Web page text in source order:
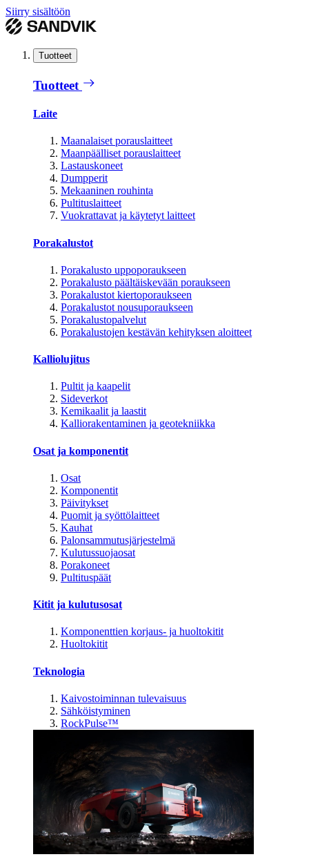
Siirry sisältöön
Tuotteet
Tuotteet
Laite
Maanalaiset porauslaitteet
Maanpäälliset porauslaitteet
Lastauskoneet
Dumpperit
Mekaaninen rouhinta
Pultituslaitteet
Vuokrattavat ja käytetyt laitteet
Porakalustot
Porakalusto uppoporaukseen
Porakalusto päältäiskevään poraukseen
Porakalustot kiertoporaukseen
Porakalustot nousuporaukseen
Porakalustopalvelut
Porakalustojen kestävän kehityksen aloitteet
Kalliolujitus
Pultit ja kaapelit
Sideverkot
Kemikaalit ja laastit
Kalliorakentaminen ja geotekniikka
Osat ja komponentit
Osat
Komponentit
Päivitykset
Puomit ja syöttölaitteet
Kauhat
Palonsammutusjärjestelmä
Kulutussuojaosat
Porakoneet
Pultituspäät
Kitit ja kulutusosat
Komponenttien korjaus- ja huoltokitit
Huoltokitit
Teknologia
Kaivostoiminnan tulevaisuus
Sähköistyminen
RockPulse™